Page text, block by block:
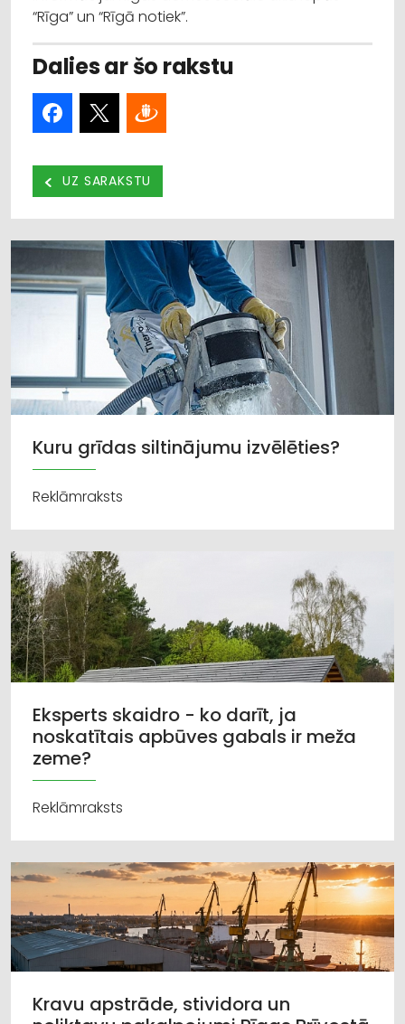
“Rīga” un “Rīgā notiek”.
Dalies ar šo rakstu
UZ SARAKSTU
Kuru grīdas siltinājumu izvēlēties?
Reklāmraksts
Eksperts skaidro - ko darīt, ja
noskatītais apbūves gabals ir meža
zeme?
Reklāmraksts
Kravu apstrāde, stividora un